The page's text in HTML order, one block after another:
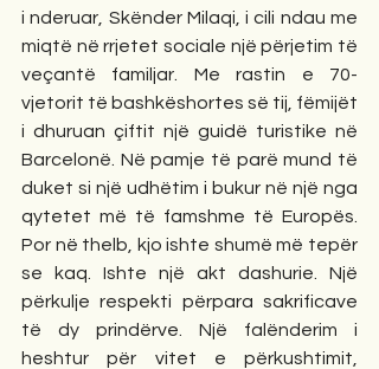
i nderuar, Skënder Milaqi, i cili ndau me
miqtë në rrjetet sociale një përjetim të
veçantë familjar. Me rastin e 70-
vjetorit të bashkëshortes së tij, fëmijët
i dhuruan çiftit një guidë turistike në
Barcelonë. Në pamje të parë mund të
duket si një udhëtim i bukur në një nga
qytetet më të famshme të Europës.
Por në thelb, kjo ishte shumë më tepër
se kaq. Ishte një akt dashurie. Një
përkulje respekti përpara sakrificave
të dy prindërve. Një falënderim i
heshtur për vitet e përkushtimit,